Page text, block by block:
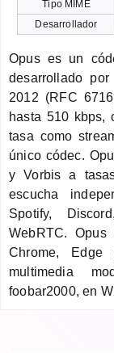
Tipo MIME
Desarrollador
Opus es un
desarrollado
2012 (RFC
hasta 510 kbps,
tasa como
único códec.
y Vorbis a
escucha
Spotify,
WebRTC.
Chrome,
multimedia
foobar2000, en